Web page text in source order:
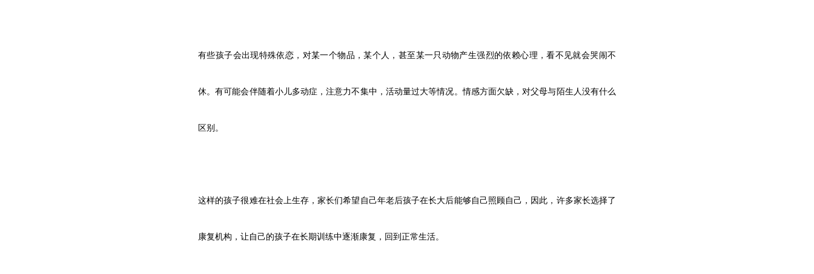
有些孩子会出现特殊依恋，对某一个物品，某个人，甚至某一只动物产生强烈的依赖心理，看不见就会哭闹不
休。有可能会伴随着小儿多动症，注意力不集中，活动量过大等情况。情感方面欠缺，对父母与陌生人没有什么
区别。
这样的孩子很难在社会上生存，家长们希望自己年老后孩子在长大后能够自己照顾自己，因此，许多家长选择了
康复机构，让自己的孩子在长期训练中逐渐康复，回到正常生活。